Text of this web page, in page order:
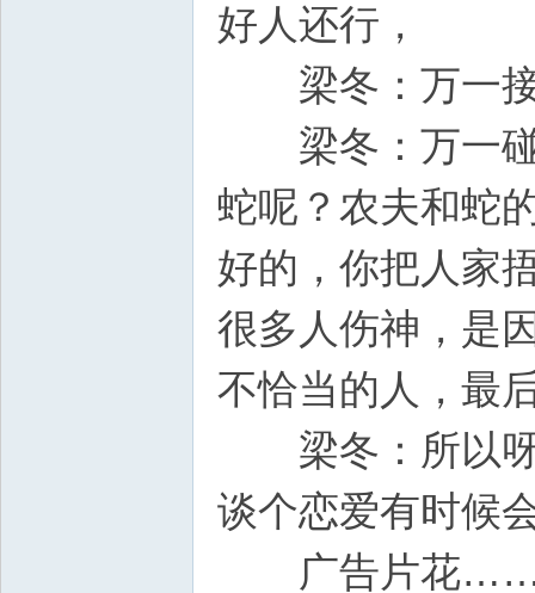
好人还行，
梁冬：万一接
梁冬：万一碰
蛇呢？农夫和蛇
好的，你把人家
很多人伤神，是
不恰当的人，最
梁冬：所以呀
谈个恋爱有时候
广告片花……弘